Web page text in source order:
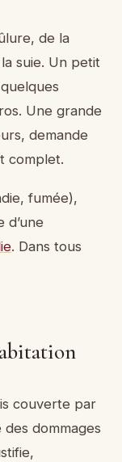
de la
suie. Un petit
Une grande
demande
complet.
fumée),
d’une
. Dans tous
couverte par
dommages